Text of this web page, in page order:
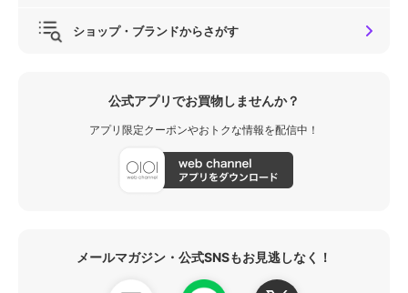
ショップ・ブランドからさがす
公式アプリでお買物しませんか？
アプリ限定クーポンやおトクな情報を配信中！
メールマガジン・公式SNSもお見逃しなく！